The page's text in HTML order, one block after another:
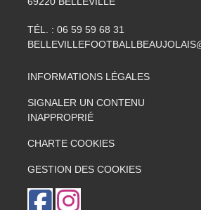
TÉL. : 06 59 59 68 31
INFORMATIONS LÉGALES
SIGNALER UN CONTENU
INAPPROPRIÉ
CHARTE COOKIES
GESTION DES COOKIES